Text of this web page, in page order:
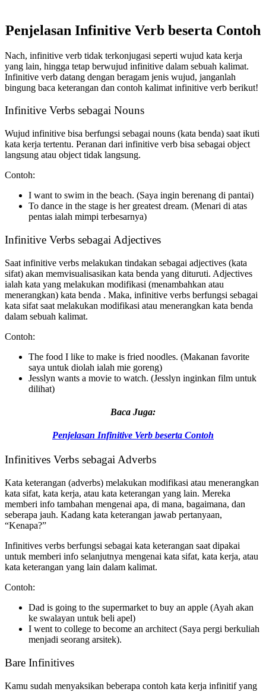
Penjelasan Infinitive Verb beserta Contoh
Nach, infinitive verb tidak terkonjugasi seperti wujud kata kerja
yang lain, hingga tetap berwujud infinitive dalam sebuah kalimat.
Infinitive verb datang dengan beragam jenis wujud, janganlah
bingung baca keterangan dan contoh kalimat infinitive verb berikut!
Infinitive Verbs sebagai Nouns
Wujud infinitive bisa berfungsi sebagai nouns (kata benda) saat ikuti
kata kerja tertentu. Peranan dari infinitive verb bisa sebagai object
langsung atau object tidak langsung.
Contoh:
I want to swim in the beach. (Saya ingin berenang di pantai)
To dance in the stage is her greatest dream. (Menari di atas
pentas ialah mimpi terbesarnya)
Infinitive Verbs sebagai Adjectives
Saat infinitive verbs melakukan tindakan sebagai adjectives (kata
sifat) akan memvisualisasikan kata benda yang dituruti. Adjectives
ialah kata yang melakukan modifikasi (menambahkan atau
menerangkan) kata benda . Maka, infinitive verbs berfungsi sebagai
kata sifat saat melakukan modifikasi atau menerangkan kata benda
dalam sebuah kalimat.
Contoh:
The food I like to make is fried noodles. (Makanan favorite
saya untuk diolah ialah mie goreng)
Jesslyn wants a movie to watch. (Jesslyn inginkan film untuk
dilihat)
Baca Juga:
Penjelasan Infinitive Verb beserta Contoh
Infinitives Verbs sebagai Adverbs
Kata keterangan (adverbs) melakukan modifikasi atau menerangkan
kata sifat, kata kerja, atau kata keterangan yang lain. Mereka
memberi info tambahan mengenai apa, di mana, bagaimana, dan
seberapa jauh. Kadang kata keterangan jawab pertanyaan,
“Kenapa?”
Infinitives verbs berfungsi sebagai kata keterangan saat dipakai
untuk memberi info selanjutnya mengenai kata sifat, kata kerja, atau
kata keterangan yang lain dalam kalimat.
Contoh:
Dad is going to the supermarket to buy an apple (Ayah akan
ke swalayan untuk beli apel)
I went to college to become an architect (Saya pergi berkuliah
menjadi seorang arsitek).
Bare Infinitives
Kamu sudah menyaksikan beberapa contoh kata kerja infinitif yang